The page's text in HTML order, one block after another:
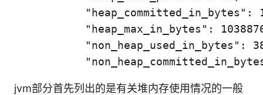
jvm部分首先列出的是有关堆内存使用情况的一般